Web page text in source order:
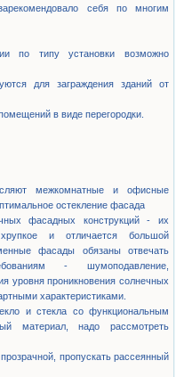
себя по многим
по типу установки возможно
для заграждения зданий от
в виде перегородки.
межкомнатные и офисные
остекление фасада
фасадных конструкций - их
и отличается большой
фасады обязаны отвечать
- шумоподавление,
уровня проникновения солнечных
характеристиками.
и стекла со функциональным
материал, надо рассмотреть
пропускать рассеянный